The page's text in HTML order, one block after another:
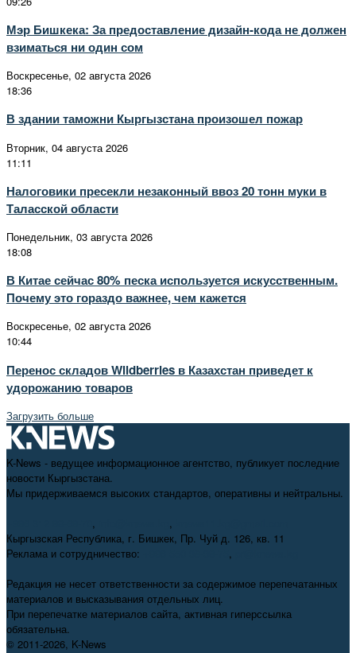
Мэр Бишкека: За предоставление дизайн-кода не должен
взиматься ни один сом
Воскресенье, 02 августа 2026
18:36
В здании таможни Кыргызстана произошел пожар
Вторник, 04 августа 2026
11:11
Налоговики пресекли незаконный ввоз 20 тонн муки в
Таласской области
Понедельник, 03 августа 2026
18:08
В Китае сейчас 80% песка используется искусственным.
Почему это гораздо важнее, чем кажется
Воскресенье, 02 августа 2026
10:44
Перенос складов Wildberries в Казахстан приведет к
удорожанию товаров
Загрузить больше
K-News - ведущее информационное агентство, публикует последние
новости Кыргызстана.
Мы придерживаемся высоких стандартов, оперативны и нейтральны.
, ,
Кыргызская Республика, г. Бишкек, Пр. Чуй д. 126, кв. 11
Реклама и сотрудничество:
,
Редакция не несет ответственности за содержимое перепечатанных
материалов и высказывания отдельных лиц.
При перепечатке материалов сайта, активная гиперссылка
обязательна.
© 2011-2026, K-News